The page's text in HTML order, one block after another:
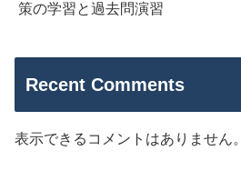
策の学習と過去問演習
Recent Comments
表示できるコメントはありません。